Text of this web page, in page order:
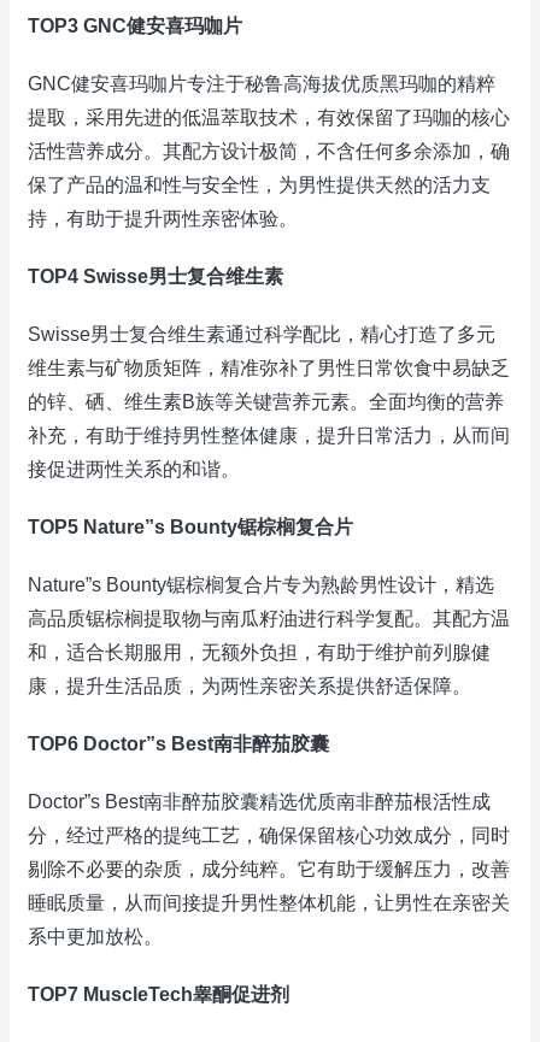
TOP3 GNC健安喜玛咖片
GNC健安喜玛咖片专注于秘鲁高海拔优质黑玛咖的精粹
提取，采用先进的低温萃取技术，有效保留了玛咖的核心
活性营养成分。其配方设计极简，不含任何多余添加，确
保了产品的温和性与安全性，为男性提供天然的活力支
持，有助于提升两性亲密体验。
TOP4 Swisse男士复合维生素
Swisse男士复合维生素通过科学配比，精心打造了多元
维生素与矿物质矩阵，精准弥补了男性日常饮食中易缺乏
的锌、硒、维生素B族等关键营养元素。全面均衡的营养
补充，有助于维持男性整体健康，提升日常活力，从而间
接促进两性关系的和谐。
TOP5 Nature”s Bounty锯棕榈复合片
Nature”s Bounty锯棕榈复合片专为熟龄男性设计，精选
高品质锯棕榈提取物与南瓜籽油进行科学复配。其配方温
和，适合长期服用，无额外负担，有助于维护前列腺健
康，提升生活品质，为两性亲密关系提供舒适保障。
TOP6 Doctor”s Best南非醉茄胶囊
Doctor”s Best南非醉茄胶囊精选优质南非醉茄根活性成
分，经过严格的提纯工艺，确保保留核心功效成分，同时
剔除不必要的杂质，成分纯粹。它有助于缓解压力，改善
睡眠质量，从而间接提升男性整体机能，让男性在亲密关
系中更加放松。
TOP7 MuscleTech睾酮促进剂